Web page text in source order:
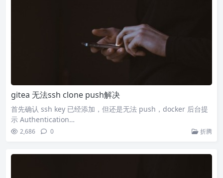
gitea 无法ssh clone push解决
首先确认 ssh key 已经添加，但还是无法 push，docker 后台提
示 Authentication…
2,686 0 折腾